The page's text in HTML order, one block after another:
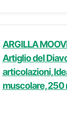
ARGILLA
Artiglio del
articolazioni,
muscolare, 250